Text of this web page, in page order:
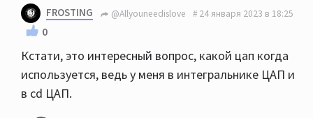
FROSTING @Allyouneedislove 24 января 2023 в 18:25
0
Кстати, это интересный вопрос, какой цап когда
используется, ведь у меня в интегральнике ЦАП и
в cd ЦАП.